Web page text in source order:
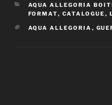
CATÉGORIES
AQUA ALLEGORIA
FORMAT, CATALOGUE ,
ÉTIQUETTES
AQUA ALLEGORIA ,